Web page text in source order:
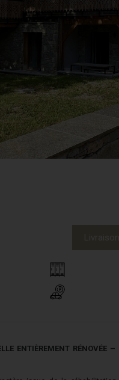
ENTIÈREMENT RÉNOVÉE